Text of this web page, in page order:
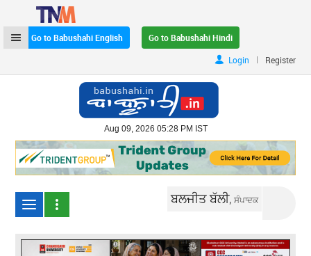
Go to Babushahi English
Go to Babushahi Hindi
Login
| Register
Aug 09, 2026 05:28 PM IST
ਬਲਜੀਤ ਬੱਲੀ,ਸੰਪਾਦਕ